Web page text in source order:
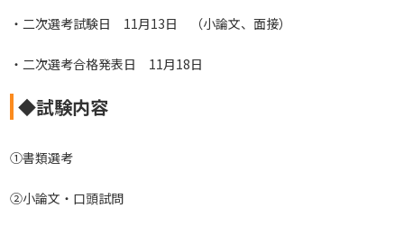
・二次選考試験日 11月13日 （小論文、面接）
・二次選考合格発表日 11月18日
◆試験内容
①書類選考
②小論文・口頭試問